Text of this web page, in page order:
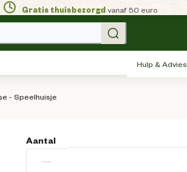
Gratis thuisbezorgd vanaf 50 euro
Hulp & Advies
- Speelhuisje
Aantal
−